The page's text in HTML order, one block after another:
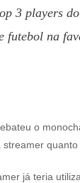
3 players
futebol na
o
já teria